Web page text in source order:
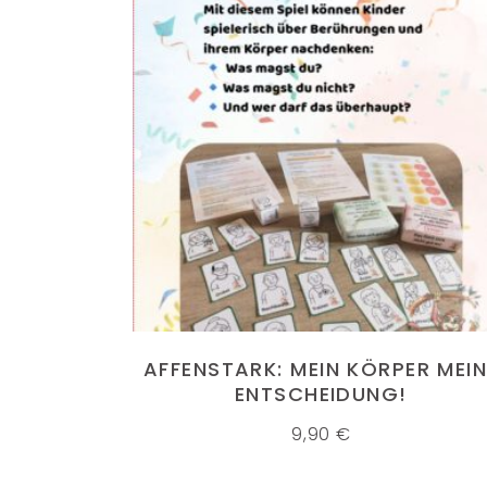
IN DEN WARENKORB
AFFENSTARK: MEIN KÖRPER
ENTSCHEIDUNG!
9,90 €